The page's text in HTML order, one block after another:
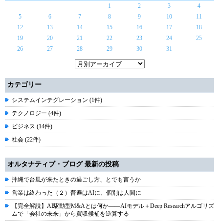
1
2 3
4
5
6 7 8 9 10
11
12
13 14 15 16 17
18
19
20 21 22 23 24
25
26
27 28 29 30 31
カテゴリー
システムインテグレーション (1件)
テクノロジー (4件)
ビジネス (14件)
社会 (22件)
オルタナティブ・ブログ 最新の投稿
沖縄で台風が来たときの過ごし方、とでも言うか
営業は終わった（２）普遍はAIに、個別は人間に
【完全解説】AI駆動型M&Aとは何か――AIモデル＋Deep Researchアルゴリズ
ムで「会社の未来」から買収候補を逆算する